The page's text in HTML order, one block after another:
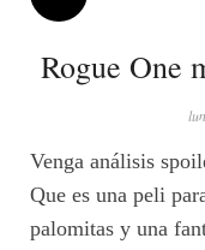
Rogue One
Venga análisis
Que es una peli
palomitas y una